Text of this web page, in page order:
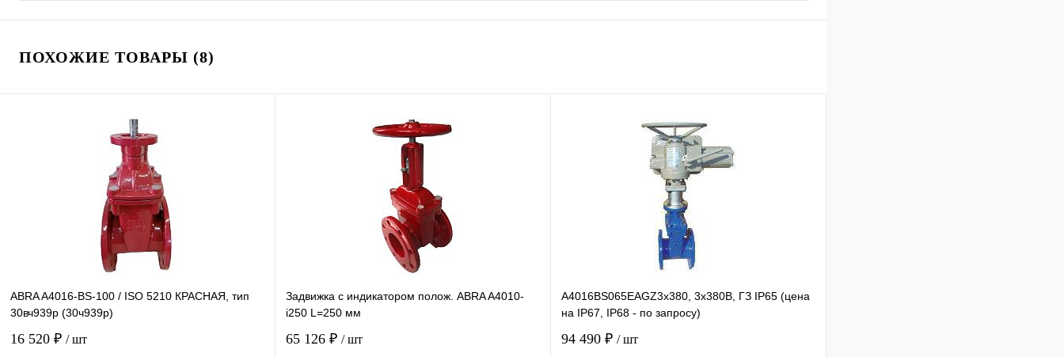
ПОХОЖИЕ ТОВАРЫ (8)
ABRA A4016-BS-100 / ISO 5210 КРАСНАЯ, тип
30вч939р (30ч939р)
16 520 ₽ / шт
Задвижка с индикатором полож. ABRA A4010-
i250 L=250 мм
65 126 ₽ / шт
A4016BS065EAGZ3x380, 3х380В, ГЗ IP65 (цена
на IP67, IP68 - по запросу)
94 490 ₽ / шт